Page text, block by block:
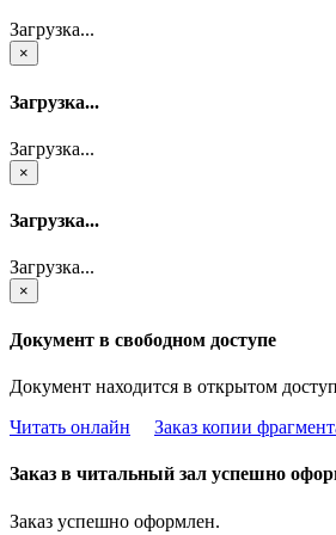
Загрузка...
×
Загрузка...
Загрузка...
×
Загрузка...
Загрузка...
×
Документ в свободном доступе
Документ находится в открытом
Читать онлайн
Заказ копии
Заказ в читальный зал успешно
Заказ успешно оформлен.